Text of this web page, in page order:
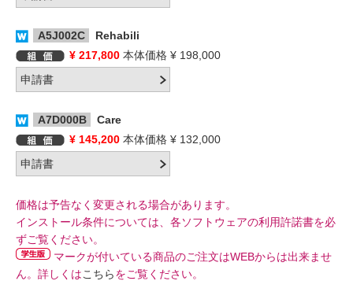
A5J002C
Rehabili
¥ 217,800 本体価格 ¥ 198,000
A7D000B
Care
¥ 145,200 本体価格 ¥ 132,000
価格は予告なく変更される場合があります。
インストール条件については、各ソフトウェアの利用許諾書を必
ずご覧ください。
マークが付いている商品のご注文はWEBからは出来ませ
ん。詳しくはこちらをご覧ください。